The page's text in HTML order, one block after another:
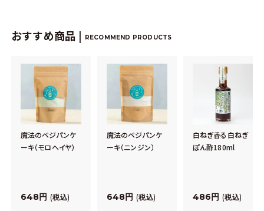
おすすめ商品 | RECOMMEND PRODUCTS
魔法のベジパンケ
ーキ（モロヘイヤ）
648 税込
魔法のベジパンケ
ーキ（ニンジン）
648 税込
白ねぎ香る白ねぎ
ぽん酢180ml
486 税込